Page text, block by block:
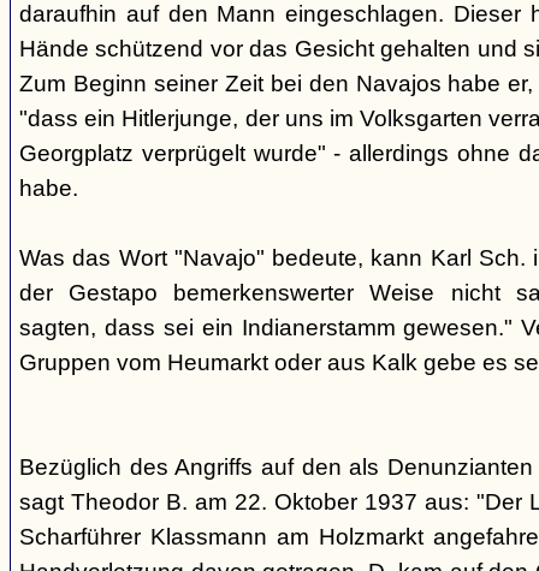
daraufhin auf den Mann eingeschlagen. Dieser
Hände schützend vor das Gesicht gehalten und
Zum Beginn seiner Zeit bei den Navajos habe
"dass ein Hitlerjunge, der uns im Volksgarten
Georgplatz verprügelt wurde" - allerdings ohne
habe.
Was das Wort "Navajo" bedeute, kann Karl Sch.
der Gestapo bemerkenswerter Weise nicht
sagten, dass sei ein Indianerstamm gewesen."
Gruppen vom Heumarkt oder aus Kalk gebe es
Bezüglich des Angriffs auf den als
sagt Theodor B. am 22. Oktober 1937 aus: "Der
Scharführer Klassmann am Holzmarkt